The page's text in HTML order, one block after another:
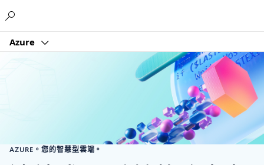
Azure
AZURE。您的智慧型雲端。